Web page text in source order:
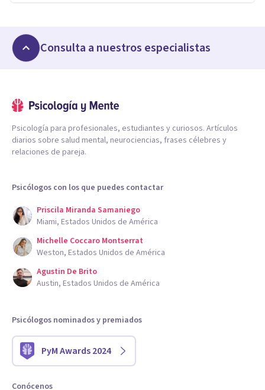
Consulta a nuestros especialistas
Psicología para profesionales, estudiantes y curiosos. Artículos
diarios sobre salud mental, neurociencias, frases célebres y
relaciones de pareja.
Psicólogos con los que puedes contactar
Priscila Miranda Samaniego
Miami, Estados Unidos de América
Michelle Coccaro Montserrat
Weston, Estados Unidos de América
Agustin De Brito
Austin, Estados Unidos de América
Psicólogos nominados y premiados
PyM Awards 2024
Conócenos